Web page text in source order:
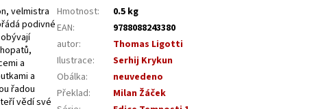
velmistra
podivné
a
a
řadou
vědí své
Hmotnost:
0.5 kg
EAN:
9788088243380
autor:
Thomas Ligotti
Ilustrace:
Serhij Krykun
Obálka:
neuvedeno
Překlad:
Milan Žáček